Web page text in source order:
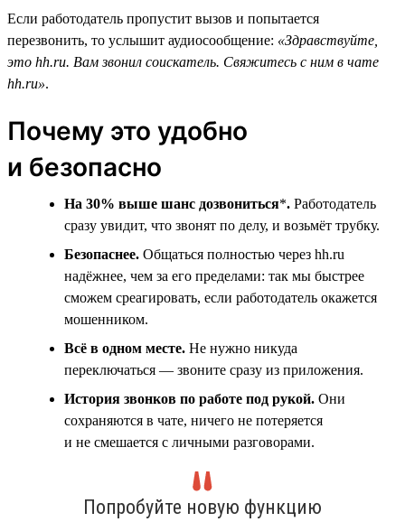
Если работодатель пропустит вызов и попытается
перезвонить, то услышит аудиосообщение: «Здравствуйте,
это hh.ru. Вам звонил соискатель. Свяжитесь с ним в чате
hh.ru».
Почему это удобно
и безопасно
На 30% выше шанс дозвониться*. Работодатель
сразу увидит, что звонят по делу, и возьмёт трубку.
Безопаснее. Общаться полностью через hh.ru
надёжнее, чем за его пределами: так мы быстрее
сможем среагировать, если работодатель окажется
мошенником.
Всё в одном месте. Не нужно никуда
переключаться — звоните сразу из приложения.
История звонков по работе под рукой. Они
сохраняются в чате, ничего не потеряется
и не смешается с личными разговорами.
Попробуйте новую функцию